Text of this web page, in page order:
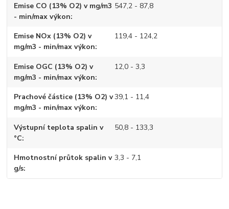
Emise CO (13% O2) v mg/m3
- min/max výkon
547,2 - 87,8
Emise NOx (13% O2) v
mg/m3 - min/max výkon
119,4 - 124,2
Emise OGC (13% O2) v
mg/m3 - min/max výkon
12,0 - 3,3
Prachové částice (13% O2) v
mg/m3 - min/max výkon
39,1 - 11,4
Výstupní teplota spalin v
°C
50,8 - 133,3
Hmotnostní průtok spalin v
g/s
3,3 - 7,1